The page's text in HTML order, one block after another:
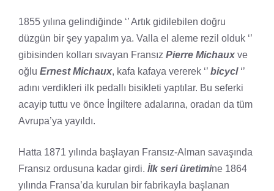
1855 yılına gelindiğinde ‘’ Artık gidilebilen doğru
düzgün bir şey yapalım ya. Valla el aleme rezil olduk ‘’
gibisinden kolları sıvayan Fransız Pierre Michaux ve
oğlu Ernest Michaux, kafa kafaya vererek ‘’ bicycl‘’
adını verdikleri ilk pedallı bisikleti yaptılar. Bu seferki
acayip tuttu ve önce İngiltere adalarına, oradan da tüm
Avrupa’ya yayıldı.
Hatta 1871 yılında başlayan Fransız-Alman savaşında
Fransız ordusuna kadar girdi. İlk seri üretimine 1864
yılında Fransa’da kurulan bir fabrikayla başlanan